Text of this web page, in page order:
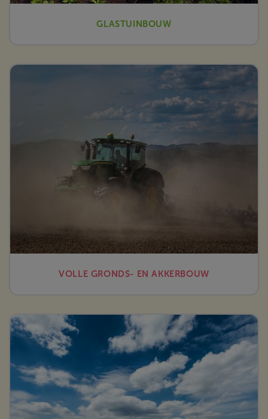
GLASTUINBOUW
VOLLE GRONDS- EN AKKERBOUW